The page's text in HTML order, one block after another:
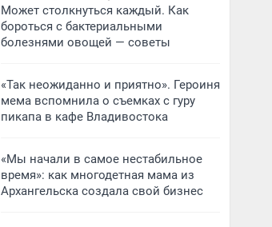
Может столкнуться каждый. Как
бороться с бактериальными
болезнями овощей — советы
«Так неожиданно и приятно». Героиня
мема вспомнила о съемках с гуру
пикапа в кафе Владивостока
«Мы начали в самое нестабильное
время»: как многодетная мама из
Архангельска создала свой бизнес